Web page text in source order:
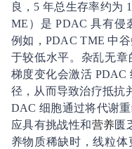
良，5 年总生存率约为
ME）是 PDAC 具有侵
例如，PDAC TME 中
于较低水平。杂乱无章
梯度变化会激活 PDAC
径，从而导致治疗抵抗
DAC 细胞通过将代谢
应具有挑战性和营养匮
养物质稀缺时，线粒